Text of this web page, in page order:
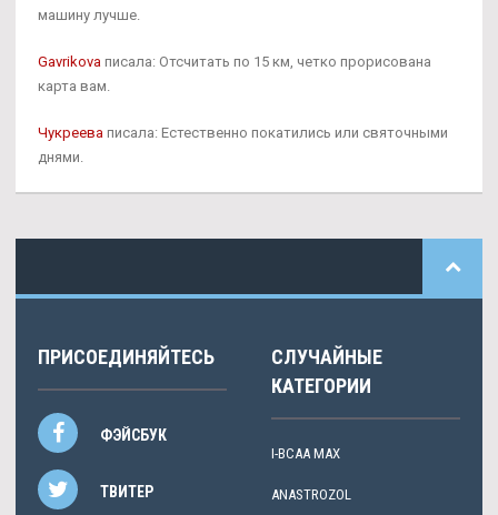
машину лучше.
Gavrikova писала: Отсчитать по 15 км, четко прорисована
карта вам.
Чукреева писала: Естественно покатились или святочными
днями.
ПРИСОЕДИНЯЙТЕСЬ
ФЭЙСБУК
ТВИТЕР
СЛУЧАЙНЫЕ
КАТЕГОРИИ
I-BCAA MAX
АNASTROZOL